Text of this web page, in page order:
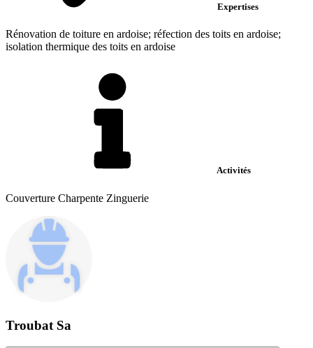
Expertises
Rénovation de toiture en ardoise; réfection des toits en ardoise;
isolation thermique des toits en ardoise
Activités
Couverture Charpente Zinguerie
Troubat Sa